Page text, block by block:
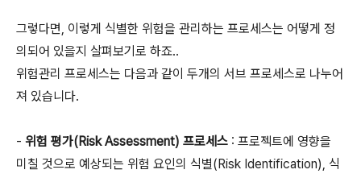
그렇다면, 이렇게 식별한 위험을 관리하는 프로세스는 어떻게 정
의되어 있을지 살펴보기로 하죠..
위험관리 프로세스는 다음과 같이 두개의 서브 프로세스로 나누어
져 있습니다.
- 위험 평가(Risk Assessment) 프로세스 : 프로젝트에 영향을
미칠 것으로 예상되는 위험 요인의 식별(Risk Identification), 식